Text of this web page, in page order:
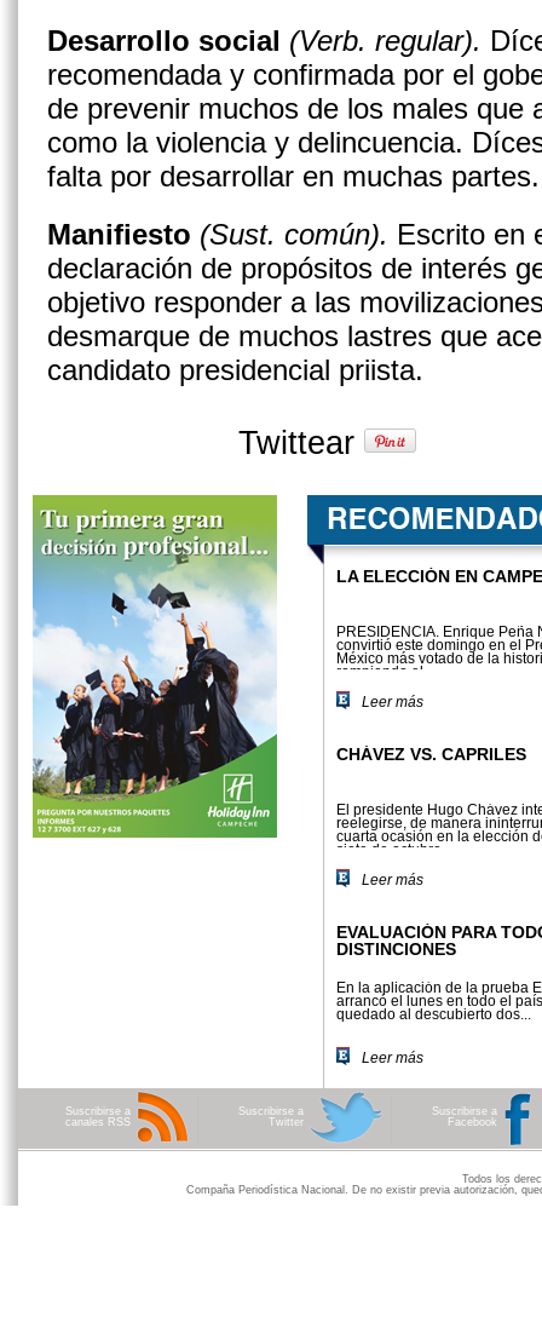
Desarrollo social (Verb. regular).
recomendada y confirmada por el
de prevenir muchos de los males que
como la violencia y delincuencia.
falta por desarrollar en muchas partes.
Manifiesto (Sust. común). Escrito en
declaración de propósitos de interés
objetivo responder a las
desmarque de muchos lastres que
candidato presidencial priista.
Twittear
LA ELECCIÓN EN
PRESIDENCIA. Enrique Peña
convirtió este domingo en el
México más votado de la
rompiendo el...
Leer más
CHÁVEZ VS. CAPRILES
El presidente Hugo Chávez
reelegirse, de ma­nera
cuarta ocasión en la elección
siete de octubre...
Leer más
EVALUACIÓN PARA
DISTINCIONES
En la aplicación de la prueba
arrancó el lunes en todo el
quedado al descubierto dos...
Leer más
Suscribirse a
canales RSS
Suscribirse a
Twitter
Suscribirse a
Facebook
Todos los
Compaña Periodística Nacional. De no existir previa autorización,